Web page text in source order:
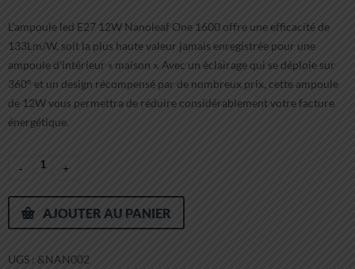
L’ampoule led E27 12W Nanoleaf One 1600 offre une efficacité de
133Lm/W, soit la plus haute valeur jamais enregistrée pour une
ampoule d’intérieur « maison ». Avec un éclairage qui se déploie sur
360° et un design récompensé par de nombreux prix, cette ampoule
de 12W vous permettra de réduire considérablement votre facture
énergétique.
AJOUTER AU PANIER
UGS : &NAN002